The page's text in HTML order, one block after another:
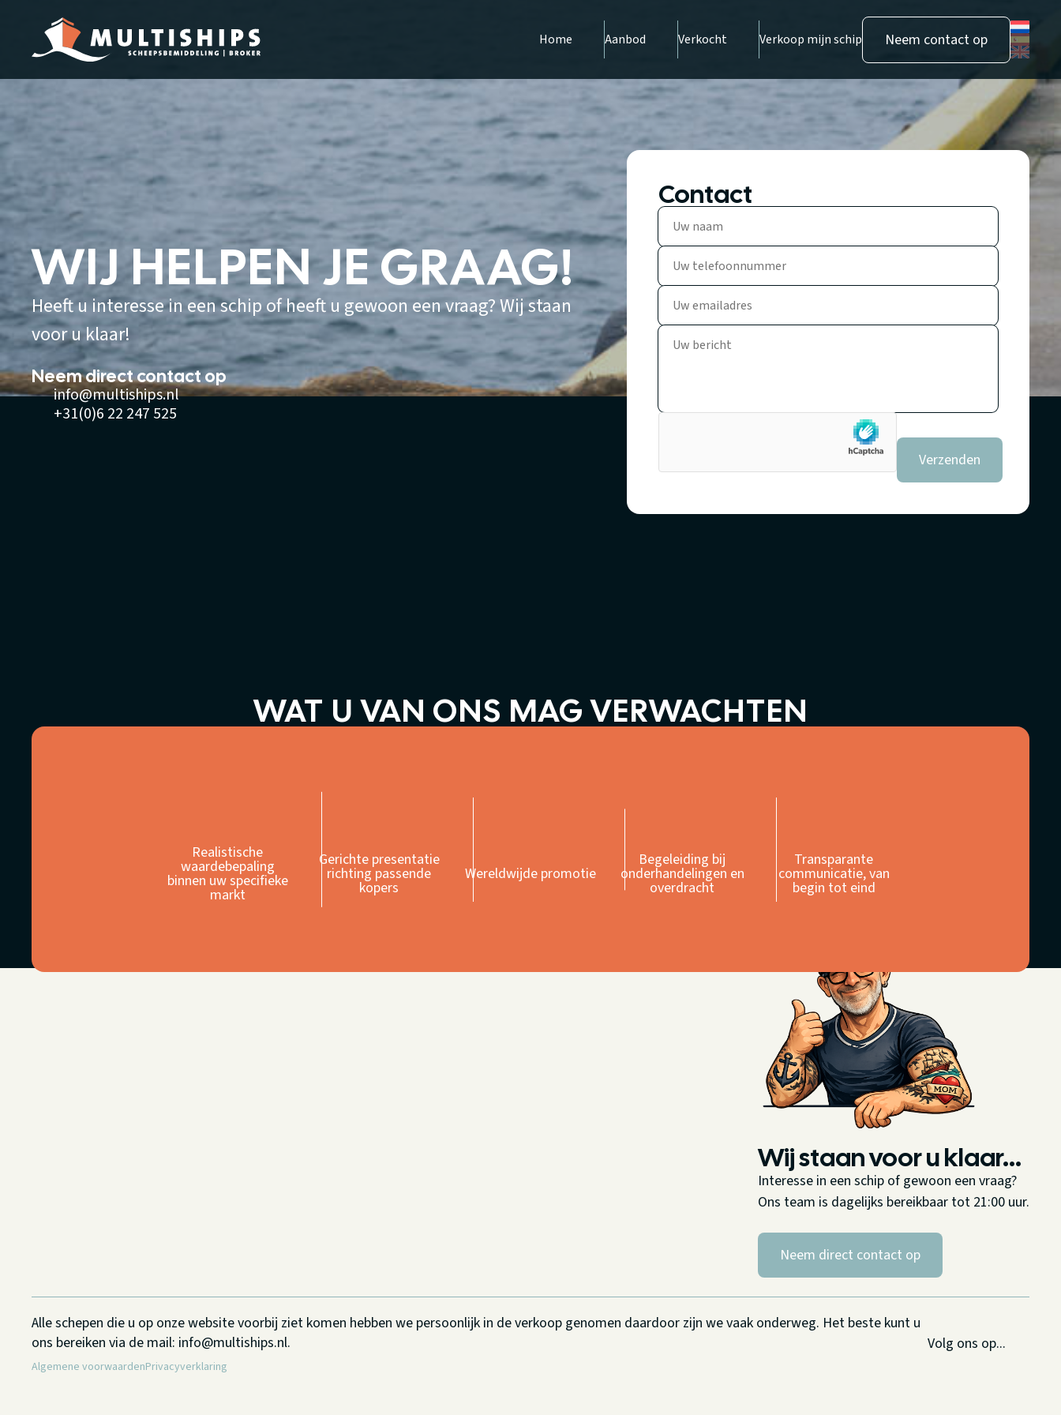
Home Aanbod Verkocht Verkoop mijn schip Neem contact op
WIJ HELPEN JE GRAAG!
Heeft u interesse in een schip of heeft u gewoon een vraag? Wij staan
voor u klaar!
Neem direct contact op
info@multiships.nl
+31(0)6 22 247 525
Contact
WAT U VAN ONS MAG VERWACHTEN
Realistische
waardebepaling
binnen uw specifieke
markt
Gerichte presentatie
richting passende
kopers
Wereldwijde promotie
Begeleiding bij
onderhandelingen en
overdracht
Transparante
communicatie, van
begin tot eind
Wij staan voor u klaar...
Interesse in een schip of gewoon een vraag?
Ons team is dagelijks bereikbaar tot 21:00 uur.
Neem direct contact op
Alle schepen die u op onze website voorbij ziet komen hebben we persoonlijk in de verkoop genomen daardoor zijn we vaak onderweg. Het beste kunt u
ons bereiken via de mail: info@multiships.nl.
Algemene voorwaardenPrivacyverklaring
Volg ons op...